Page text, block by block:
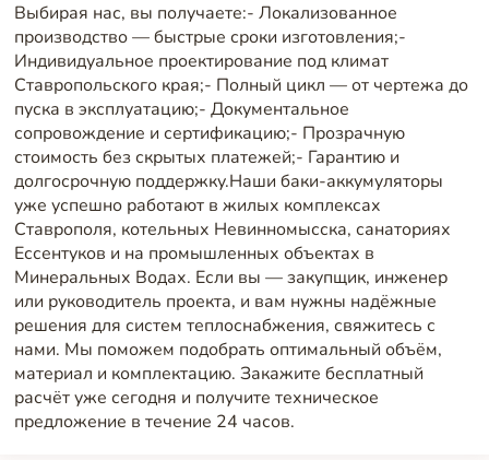
Выбирая нас, вы получаете:- Локализованное
производство — быстрые сроки изготовления;-
Индивидуальное проектирование под климат
Ставропольского края;- Полный цикл — от чертежа до
пуска в эксплуатацию;- Документальное
сопровождение и сертификацию;- Прозрачную
стоимость без скрытых платежей;- Гарантию и
долгосрочную поддержку.Наши баки-аккумуляторы
уже успешно работают в жилых комплексах
Ставрополя, котельных Невинномысска, санаториях
Ессентуков и на промышленных объектах в
Минеральных Водах. Если вы — закупщик, инженер
или руководитель проекта, и вам нужны надёжные
решения для систем теплоснабжения, свяжитесь с
нами. Мы поможем подобрать оптимальный объём,
материал и комплектацию. Закажите бесплатный
расчёт уже сегодня и получите техническое
предложение в течение 24 часов.